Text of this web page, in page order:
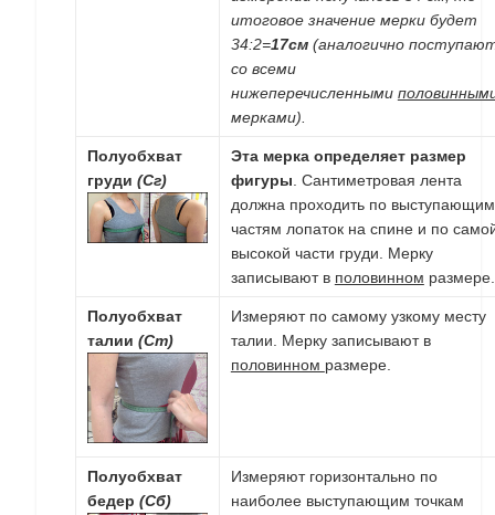
итоговое значение мерки будет
34:2=17см(аналогично
со всеми
нижеперечисленными
мерками).
Полуобхват
груди (Сг)
Эта мерка определяет размер
фигуры. Сантиметровая лента
должна проходить по выступающим
частям лопаток на спине и по
высокой части груди. Мерку
записывают в половинном размере.
Полуобхват
талии (Ст)
Измеряют по самому узкому месту
талии. Мерку записывают в
половинном размере.
Полуобхват
бедер (Сб)
Измеряют горизонтально по
наиболее выступающим точкам